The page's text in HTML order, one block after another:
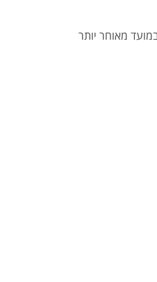
מאוחר יותר